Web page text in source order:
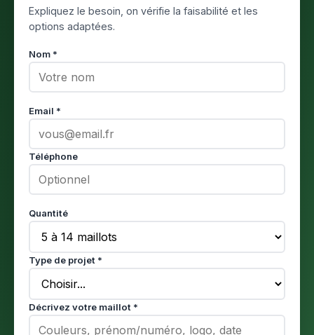
Expliquez le besoin, on vérifie la faisabilité et les
options adaptées.
Nom *
Email *
Téléphone
Quantité
Type de projet *
Décrivez votre maillot *